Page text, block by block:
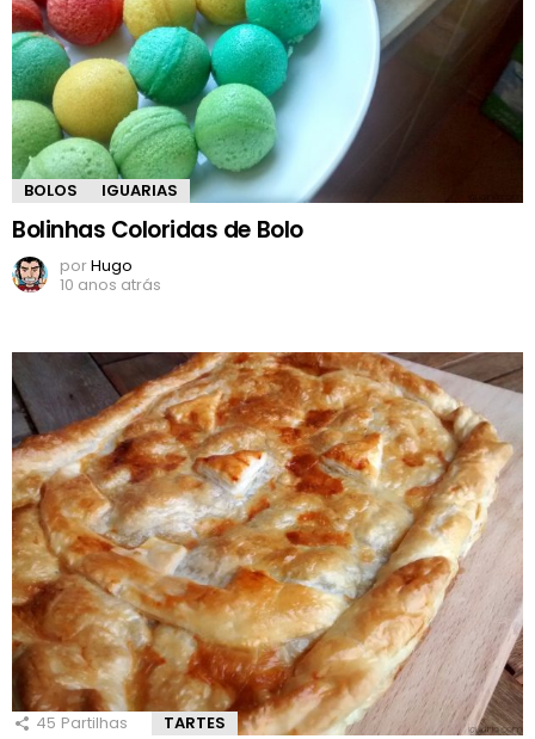
BOLOS IGUARIAS
Bolinhas Coloridas de Bolo
porHugo
10 anos atrás
45 Partilhas TARTES